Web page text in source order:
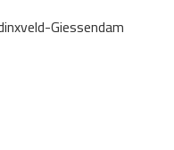
Giessendam